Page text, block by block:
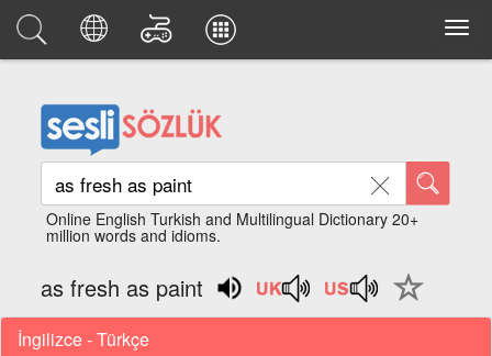
Online English Turkish and Multilingual Dictionary 20+
million words and idioms.
as fresh as paint
İngilizce - Türkçe